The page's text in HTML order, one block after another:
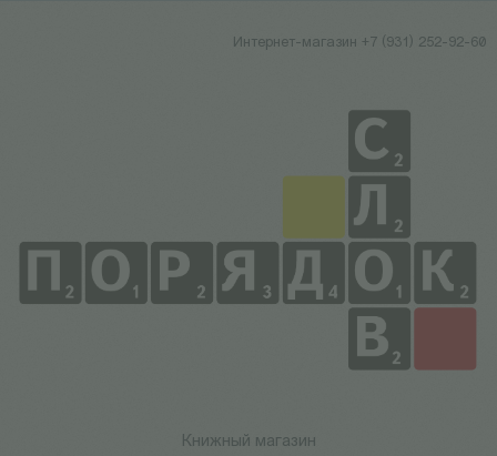
Интернет-магазин +7 (931) 252-92-60
Книжный магазин